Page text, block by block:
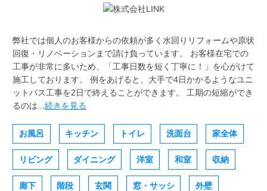
弊社では個人のお客様からの依頼が多く水回りリフォームや原状
回復・リノベーションまで請け負っています。 お客様在宅での
工事が非常に多いため、「工事日数を短く丁寧に！」を心がけて
施工しております。 例をあげると、大手で4日かかるようなユニ
ットバス工事を2日で終えることができます。 工期の短縮ができ
るのは... 続きを見る
お風呂 キッチン トイレ 洗面台 家全体
リビング ダイニング 洋室 和室 収納
廊下 階段 玄関 窓・サッシ 外壁